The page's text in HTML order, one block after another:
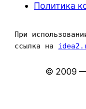
Политика
При
ссылка на
© 2009